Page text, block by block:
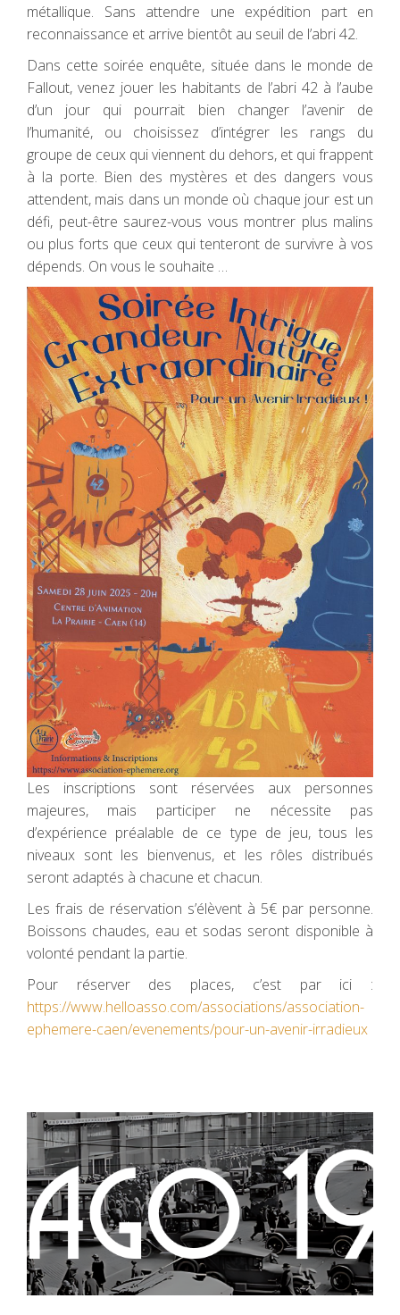
métallique. Sans attendre une expédition part en
reconnaissance et arrive bientôt au seuil de l’abri 42.
Dans cette soirée enquête, située dans le monde de
Fallout, venez jouer les habitants de l’abri 42 à l’aube
d’un jour qui pourrait bien changer l’avenir de
l’humanité, ou choisissez d’intégrer les rangs du
groupe de ceux qui viennent du dehors, et qui frappent
à la porte. Bien des mystères et des dangers vous
attendent, mais dans un monde où chaque jour est un
défi, peut-être saurez-vous vous montrer plus malins
ou plus forts que ceux qui tenteront de survivre à vos
dépends. On vous le souhaite …
Les inscriptions sont réservées aux personnes
majeures, mais participer ne nécessite pas
d’expérience préalable de ce type de jeu, tous les
niveaux sont les bienvenus, et les rôles distribués
seront adaptés à chacune et chacun.
Les frais de réservation s’élèvent à 5€ par personne.
Boissons chaudes, eau et sodas seront disponible à
volonté pendant la partie.
Pour réserver des places, c’est par ici :
https://www.helloasso.com/associations/association-
ephemere-caen/evenements/pour-un-avenir-irradieux